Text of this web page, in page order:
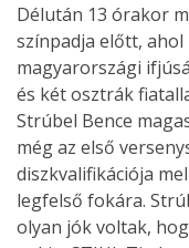
Délután 13 órakor
színpadja előtt,
magyarországi
és két osztrák
Strúbel Bence
még az első
diszkvalifikációja
legfelső fokára.
olyan jók voltak,